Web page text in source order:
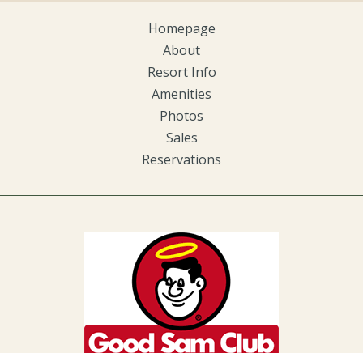
Homepage
About
Resort Info
Amenities
Photos
Sales
Reservations